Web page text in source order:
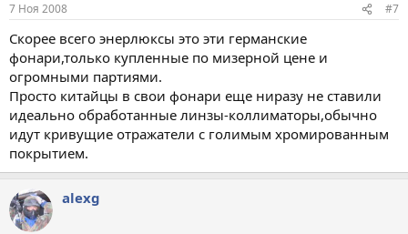
7 Ноя 2008 #7
Скорее всего энерлюксы это эти германские
фонари,только купленные по мизерной цене и
огромными партиями.
Просто китайцы в свои фонари еще ниразу не ставили
идеально обработанные линзы-коллиматоры,обычно
идут кривущие отражатели с голимым хромированным
покрытием.
alexg